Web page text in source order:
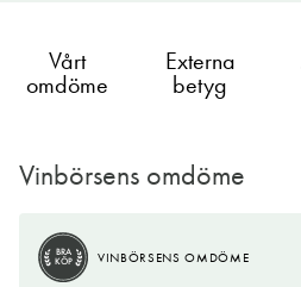
Vårt
omdöme
Externa
betyg
Vinbörsens omdöme
BRA
KÖP
VINBÖRSENS OMDÖME
BRA
KÖP
VINBÖRSENS OMDÖME
BRA
KÖP
VINBÖRSENS OMDÖME